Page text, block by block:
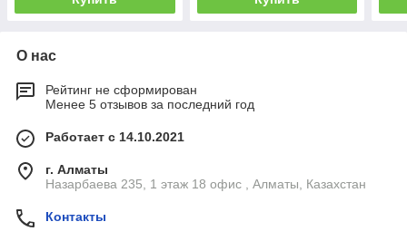
О нас
Рейтинг не сформирован
Менее 5 отзывов за последний год
Работает с 14.10.2021
г. Алматы
Назарбаева 235, 1 этаж 18 офис , Алматы, Казахстан
Контакты